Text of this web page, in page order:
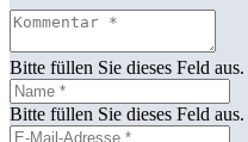
Bitte füllen Sie dieses Feld aus.
Bitte füllen Sie dieses Feld aus.